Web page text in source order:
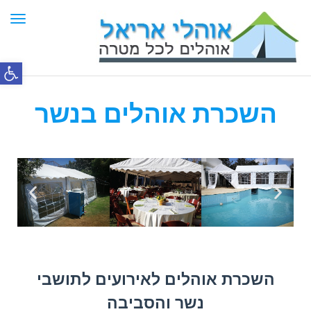
השכרת אוהלים בנשר
השכרת אוהלים לאירועים לתושבי
נשר והסביבה
פתח